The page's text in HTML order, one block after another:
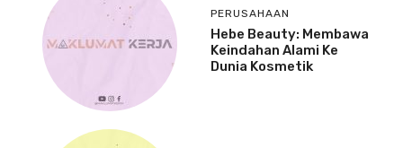
PERUSAHAAN
Hebe Beauty: Membawa
Keindahan Alami Ke
Dunia Kosmetik